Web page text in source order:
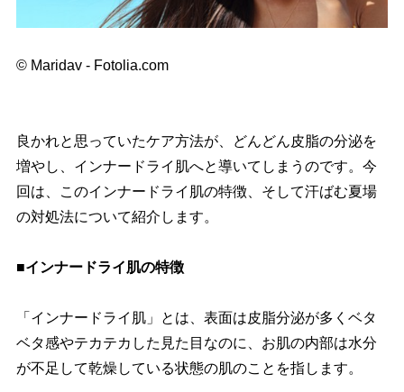
© Maridav - Fotolia.com
良かれと思っていたケア方法が、どんどん皮脂の分泌を
増やし、インナードライ肌へと導いてしまうのです。今
回は、このインナードライ肌の特徴、そして汗ばむ夏場
の対処法について紹介します。
■インナードライ肌の特徴
「インナードライ肌」とは、表面は皮脂分泌が多くベタ
ベタ感やテカテカした見た目なのに、お肌の内部は水分
が不足して乾燥している状態の肌のことを指します。